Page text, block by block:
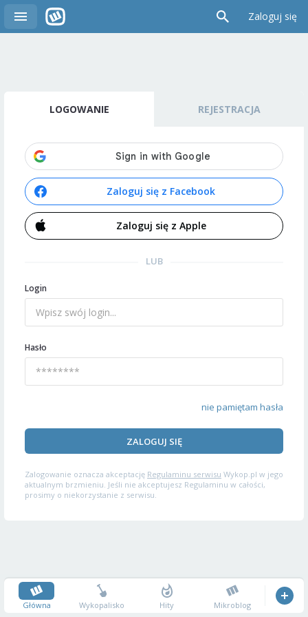
Zaloguj się
LOGOWANIE REJESTRACJA
Zaloguj się z Facebook
Zaloguj się z Apple
LUB
Login
Hasło
nie pamiętam hasła
ZALOGUJ SIĘ
Zalogowanie oznacza akceptację Regulaminu serwisu Wykop.pl w jego
aktualnym brzmieniu. Jeśli nie akceptujesz Regulaminu w całości,
prosimy o niekorzystanie z serwisu.
Główna Wykopalisko Hity Mikroblog